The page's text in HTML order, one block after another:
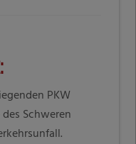
PKW
Schweren